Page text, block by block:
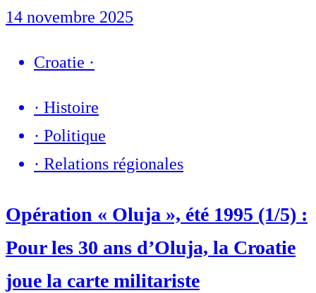
14 novembre 2025
Croatie ·
· Histoire
· Politique
· Relations régionales
Opération « Oluja », été 1995 (1/5) :
Pour les 30 ans d’Oluja, la Croatie
joue la carte militariste